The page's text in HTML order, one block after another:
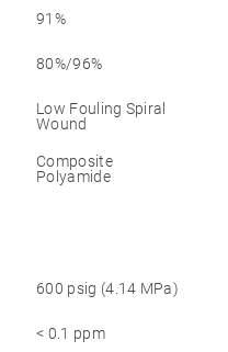
91%
80%/96%
Low Fouling Spiral
Wound
Composite
Polyamide
600 psig (4.14 MPa)
< 0.1 ppm